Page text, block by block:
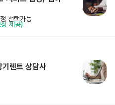
선택가능
제공)
렌트 상담사